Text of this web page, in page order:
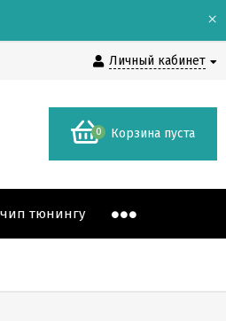
×
Личный кабинет
0 Корзина пуста
тюнингу